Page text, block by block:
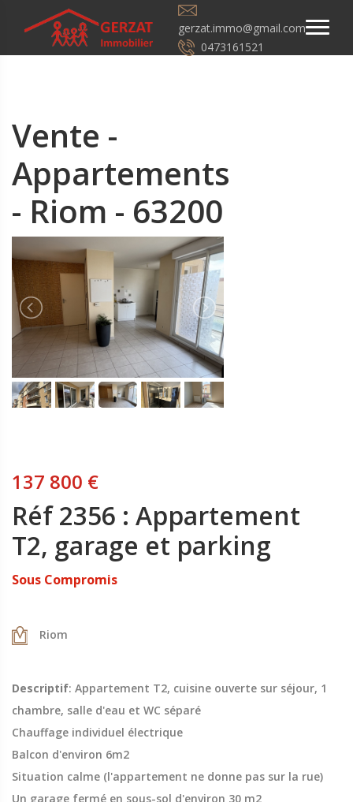
gerzat.immo@gmail.com
0473161521
Vente -
Appartements
- Riom - 63200
137 800 €
Réf 2356 : Appartement
T2, garage et parking
Sous Compromis
Riom
Descriptif: Appartement T2, cuisine ouverte sur séjour, 1
chambre, salle d'eau et WC séparé
Chauffage individuel électrique
Balcon d'environ 6m2
Situation calme (l'appartement ne donne pas sur la rue)
Un garage fermé en sous-sol d'environ 30 m2